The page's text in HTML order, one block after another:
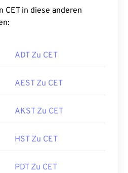
CET in diese anderen
ADT Zu CET
AEST Zu CET
AKST Zu CET
HST Zu CET
PDT Zu CET